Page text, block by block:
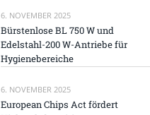
6. NOVEMBER 2025
Bürstenlose BL 750 W und
Edelstahl-200 W-Antriebe für
Hygienebereiche
6. NOVEMBER 2025
European Chips Act fördert